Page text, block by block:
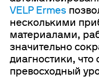
VELP Ermes
несколькими
материалами,
значительно
диагностики, что
превосходный